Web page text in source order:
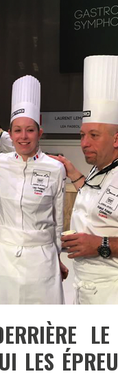
V…DE VOYAGE
LES